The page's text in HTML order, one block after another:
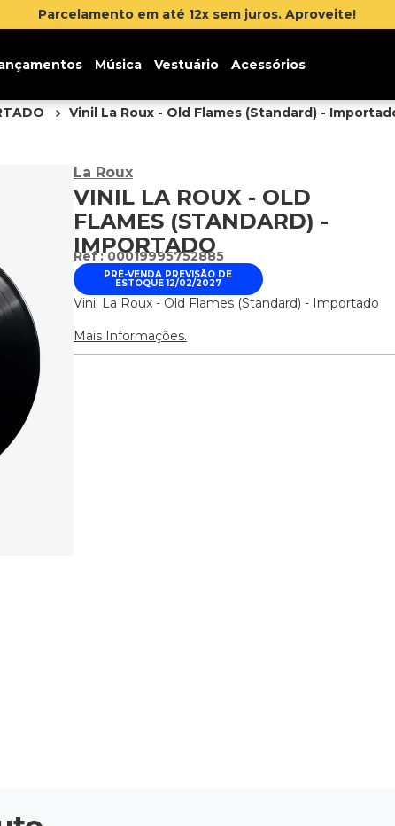
em até 12x sem juros. Aproveite!
Música Vestuário Acessórios
Vinil La Roux - Old Flames (Standard) -
La Roux
VINIL LA ROUX - OLD
FLAMES (STANDARD) -
IMPORTADO
:00019995752885
PRÉ-VENDA PREVISÃO DE
ESTOQUE 12/02/2027
Vinil La Roux - Old Flames (Standard) - Importado
Mais Informações.